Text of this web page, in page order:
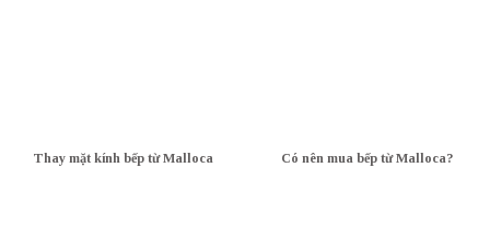
Thay mặt kính bếp từ Malloca Có nên mua bếp từ Malloca?